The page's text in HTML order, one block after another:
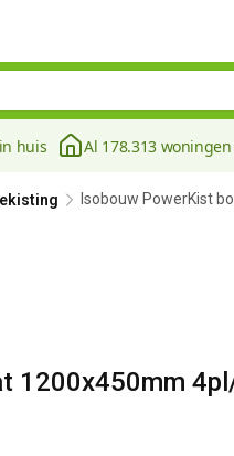
in huis Al 178.313
Isobouw PowerKist
1200x450mm